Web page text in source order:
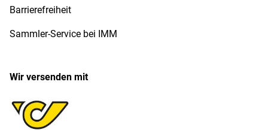
Barrierefreiheit
Sammler-Service bei IMM
Wir versenden mit